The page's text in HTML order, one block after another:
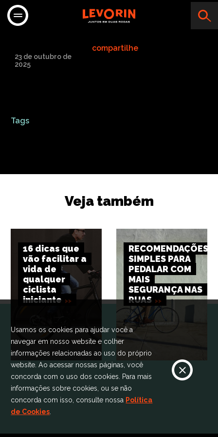
MAC ATACADO
23 de outubro de
2025
compartilhe
Tags
Veja também
16 dicas que
vão facilitar a
vida de
qualquer
ciclista
iniciante
RECOMENDAÇÕES
SIMPLES PARA
PEDALAR COM
MAIS
SEGURANÇA NAS
RUAS
Usamos os cookies para ajudar você a
navegar em nosso website e colher
informações relacionadas ao uso do próprio
website. Ao acessar nossas páginas, você
concorda com o uso dos cookies. Para mais
informações sobre cookies, ou se não
concorda com isso, consulte nossa Política
de Cookies